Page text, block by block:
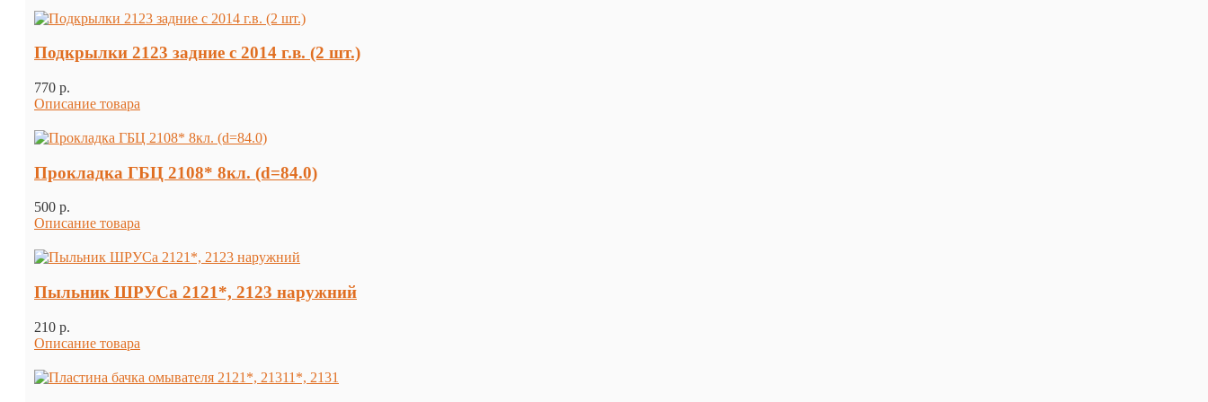
Подкрылки 2123 задние с 2014 г.в. (2 шт.)
770 p.
Описание товара
Прокладка ГБЦ 2108* 8кл. (d=84.0)
500 p.
Описание товара
Пыльник ШРУСа 2121*, 2123 наружний
210 p.
Описание товара